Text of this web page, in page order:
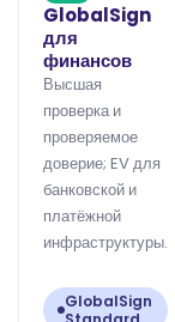
GlobalSign
для
финансов
Высшая
проверка и
проверяемое
доверие; EV для
банковской и
платёжной
инфраструктуры.
GlobalSign